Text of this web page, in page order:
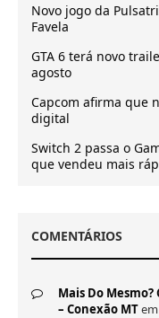
Novo jogo da
Favela
GTA 6 terá novo
agosto
Capcom afirma que
digital
Switch 2 passa o
que vendeu mais
COMENTÁRIOS
Mais Do
– Conexão MTem